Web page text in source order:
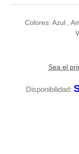
Colores: Azul ,
Sea el
Disponibilidad: